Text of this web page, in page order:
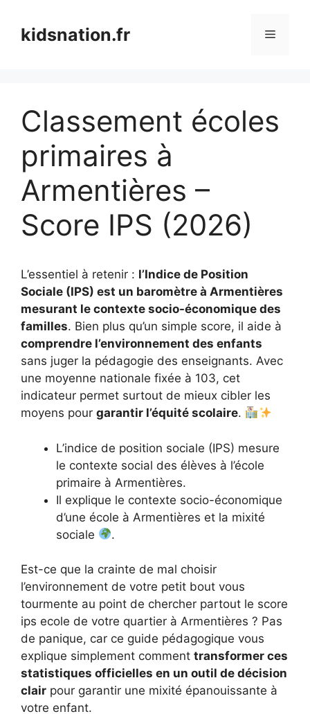
contenukidsnation.fr Menu
Classement écoles
primaires à
Armentières –
Score IPS (2026)
L’essentiel à retenir : l’Indice de Position
Sociale (IPS) est un baromètre à Armentières
mesurant le contexte socio-économique des
familles. Bien plus qu’un simple score, il aide à
comprendre l’environnement des enfants
sans juger la pédagogie des enseignants. Avec
une moyenne nationale fixée à 103, cet
indicateur permet surtout de mieux cibler les
moyens pour garantir l’équité scolaire.
L’indice de position sociale (IPS) mesure
le contexte social des élèves à l’école
primaire à Armentières.
Il explique le contexte socio-économique
d’une école à Armentières et la mixité
sociale
.
Est-ce que la crainte de mal choisir
l’environnement de votre petit bout vous
tourmente au point de chercher partout le score
ips ecole de votre quartier à Armentières ? Pas
de panique, car ce guide pédagogique vous
explique simplement comment transformer ces
statistiques officielles en un outil de décision
clair pour garantir une mixité épanouissante à
votre enfant.